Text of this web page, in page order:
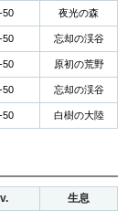
50 夜光の森
50 忘却の渓谷
50 原初の荒野
50 忘却の渓谷
50 白樹の大陸
生息